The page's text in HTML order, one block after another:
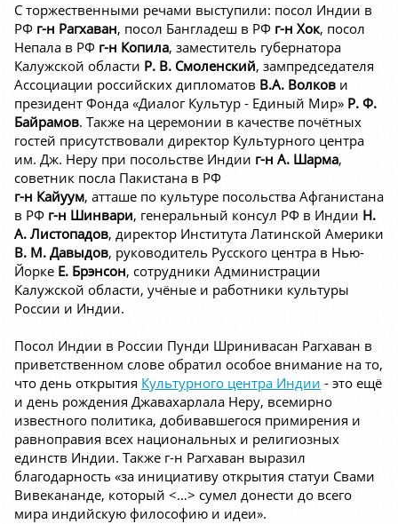
С торжественными речами выступили: посол Индии в
РФ г-н Рагхаван, посол Бангладеш в РФ г-н Хок, посол
Непала в РФ г-н Копила, заместитель губернатора
Калужской области Р. В. Смоленский, зампредседателя
Ассоциации российских дипломатов В.А. Волков и
президент Фонда «Диалог Культур - Единый Мир» Р. Ф.
Байрамов. Также на церемонии в качестве почётных
гостей присутствовали директор Культурного центра
им. Дж. Неру при посольстве Индии г-н А. Шарма,
советник посла Пакистана в РФ
г-н Кайуум, атташе по культуре посольства Афганистана
в РФ г-н Шинвари, генеральный консул РФ в Индии Н.
А. Листопадов, директор Института Латинской Америки
В. М. Давыдов, руководитель Русского центра в Нью-
Йорке Е. Брэнсон, сотрудники Администрации
Калужской области, учёные и работники культуры
России и Индии.
Посол Индии в России Пунди Шринивасан Рагхаван в
приветственном слове обратил особое внимание на то,
что день открытия Культурного центра Индии - это ещё
и день рождения Джавахарлала Неру, всемирно
известного политика, добивавшегося примирения и
равноправия всех национальных и религиозных
единств Индии. Также г-н Рагхаван выразил
благодарность «за инициативу открытия статуи Свами
Вивекананде, который <…> сумел донести до всего
мира индийскую философию и идеи».